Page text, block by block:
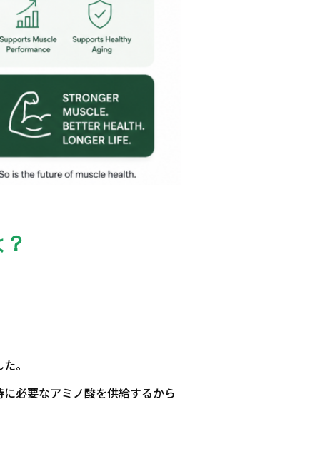
。
必要なアミノ酸を供給するから